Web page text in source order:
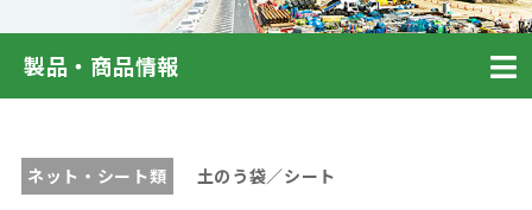
製品・商品情報
ネット・シート類 土のう袋／シート